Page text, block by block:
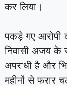
कर लिया।
पकड़े गए आरोपी
निवासी अजय के
अपराधी है और
महीनों से फरार